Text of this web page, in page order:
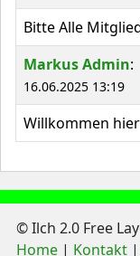
Bitte Alle
Markus Admin:
16.06.2025 13:19
Willkommen
© Ilch 2.0 Free
Home
Kontakt